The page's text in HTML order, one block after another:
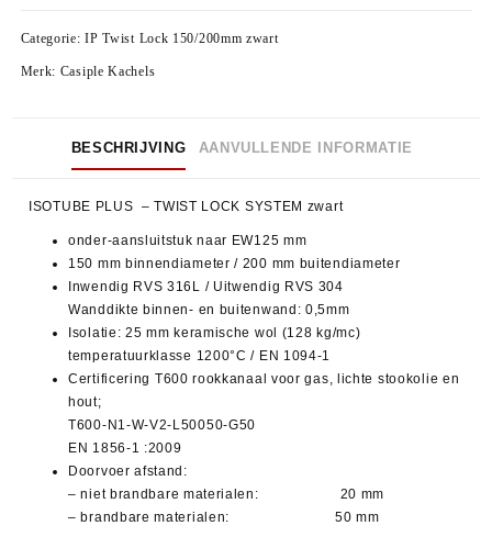
Categorie:IP Twist Lock 150/200mm zwart
Merk: Casiple Kachels
BESCHRIJVING AANVULLENDE INFORMATIE
ISOTUBE PLUS – TWIST LOCK SYSTEM zwart
onder-aansluitstuk naar EW125 mm
150 mm binnendiameter / 200 mm buitendiameter
Inwendig RVS 316L / Uitwendig RVS 304
Wanddikte binnen- en buitenwand: 0,5mm
Isolatie: 25 mm keramische wol (128 kg/mc)
temperatuurklasse 1200°C / EN 1094-1
Certificering T600 rookkanaal voor gas, lichte stookolie en
hout;
T600-N1-W-V2-L50050-G50
EN 1856-1 :2009
Doorvoer afstand:
– niet brandbare materialen: 20 mm
– brandbare materialen: 50 mm